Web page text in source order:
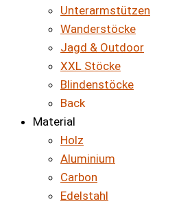
Unterarmstützen
Wanderstöcke
Jagd & Outdoor
XXL Stöcke
Blindenstöcke
Back
Material
Holz
Aluminium
Carbon
Edelstahl